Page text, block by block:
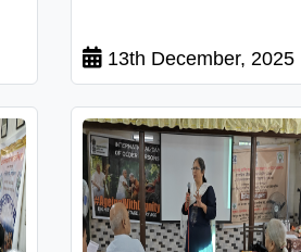
13th December, 2025